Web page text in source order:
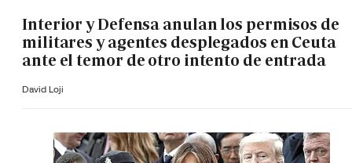
Interior y Defensa anulan los permisos de
militares y agentes desplegados en Ceuta
ante el temor de otro intento de entrada
David Loji